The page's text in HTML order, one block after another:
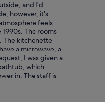
and I'd
however, it's
feels
The rooms
The kitchenette
a microwave, a
I was given a
which
in. The staff is